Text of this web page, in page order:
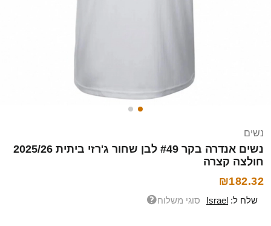
נשים
נשים אנדרה בקר #49 לבן שחור ג'רזי ביתית 2025/26
חולצה קצרה
₪182.32
שלח ל: Israel סוגי משלוח